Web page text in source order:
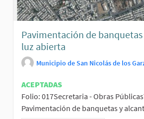
Pavimentación de
luz abierta
Municipio de San Nicolás de los
ACEPTADAS
Folio: 017Secretaria - Obras
Pavimentación de banquetas y